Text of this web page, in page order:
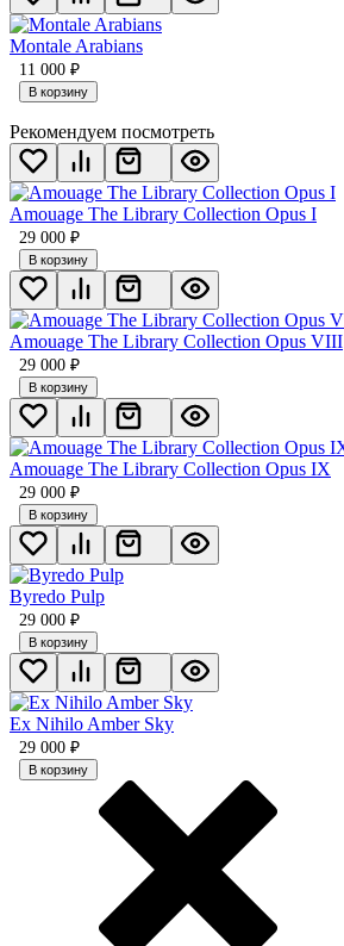
Montale Arabians
11 000 ₽
В корзину
Рекомендуем посмотреть
Amouage The Library Collection Opus I
29 000 ₽
В корзину
Amouage The Library Collection Opus VIII
29 000 ₽
В корзину
Amouage The Library Collection Opus IX
29 000 ₽
В корзину
Byredo Pulp
29 000 ₽
В корзину
Ex Nihilo Amber Sky
29 000 ₽
В корзину